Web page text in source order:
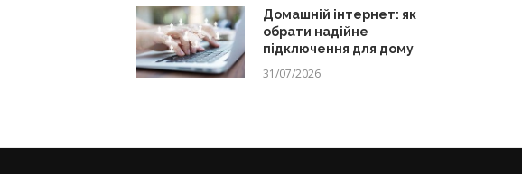
Домашній інтернет: як
обрати надійне
підключення для дому
31/07/2026